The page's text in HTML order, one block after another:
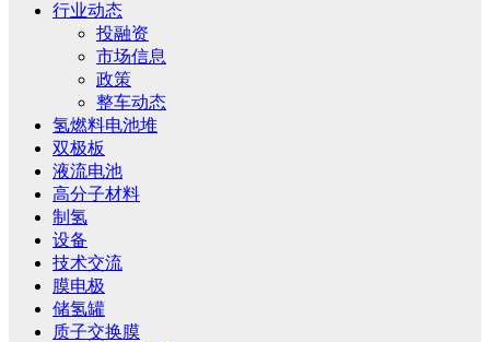
行业动态
投融资
市场信息
政策
整车动态
氢燃料电池堆
双极板
液流电池
高分子材料
制氢
设备
技术交流
膜电极
储氢罐
质子交换膜